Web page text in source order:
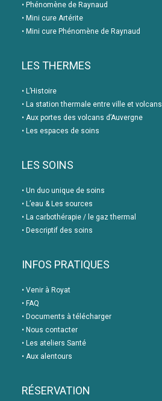
• Phénomène de Raynaud
• Mini cure Artérite
• Mini cure Phénomène de Raynaud
LES THERMES
• L’Histoire
• La station thermale entre ville et volcans
• Aux portes des volcans d’Auvergne
• Les espaces de soins
LES SOINS
• Un duo unique de soins
• L’eau & Les sources
• La carbothérapie / le gaz thermal
• Descriptif des soins
INFOS PRATIQUES
• Venir à Royat
• FAQ
• Documents à télécharger
• Nous contacter
• Les ateliers Santé
• Aux alentours
RÉSERVATION